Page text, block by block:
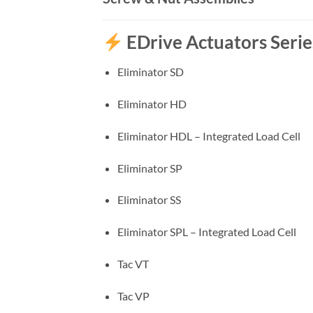
EDrive Actuators
Eliminator SD
Eliminator HD
Eliminator HDL – Integrated Load Cell
Eliminator SP
Eliminator SS
Eliminator SPL – Integrated Load Cell
Tac VT
Tac VP